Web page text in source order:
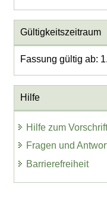
Gültigkeitszeitraum
Fassung gültig ab:
Hilfe
Hilfe zum
Fragen und
Barrierefreiheit